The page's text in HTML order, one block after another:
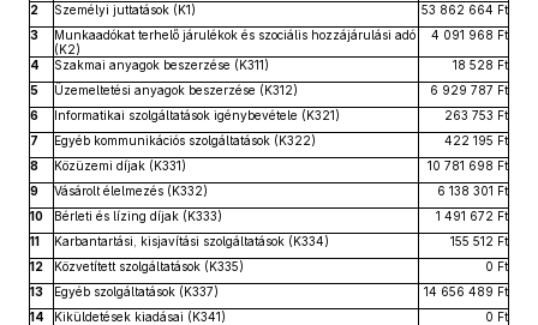
2
Személyi juttatások (K1)
53 862 664 Ft
3
Munkaadókat terhelő járulékok és szociális hozzájárulási adó
(K2)
4 091 968 Ft
4 Szakmai anyagok beszerzése (K311)
18 528 Ft
5
Üzemeltetési anyagok beszerzése (K312)
6 929 787 Ft
6
Informatikai szolgáltatások igénybevétele (K321)
263 753 Ft
7
Egyéb kommunikációs szolgáltatások (K322)
422 195 Ft
8
Közüzemi díjak (K331)
10 781 698 Ft
9
Vásárolt élelmezés (K332)
6 138 301 Ft
10
Bérleti és lízing díjak (K333)
1 491 672 Ft
11
Karbantartási, kisjavítási szolgáltatások (K334)
155 512 Ft
12
Közvetített szolgáltatások (K335)
0 Ft
13
Egyéb szolgáltatások (K337)
14 656 489 Ft
14
Kiküldetések kiadásai (K341)
0 Ft